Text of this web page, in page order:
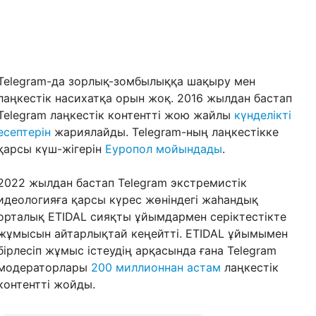
да зорлық-зомбылыққа шақыру мен
насихатқа орын жоқ. 2016 жылдан бастап
лаңкестік контентті жою жайлы күнделікті
жариялайды. Telegram-ның лаңкестікке
күш-жігерін Еуропол мойындады.
жылдан бастап Telegram экстремистік
қарсы күрес жөніндегі жаһандық
ETIDAL сияқты ұйымдармен серіктестікте
айтарлықтай кеңейтті. ETIDAL ұйымымен
жұмыс істеудің арқасында ғана Telegram
200 миллионнан астам лаңкестік
жойды.